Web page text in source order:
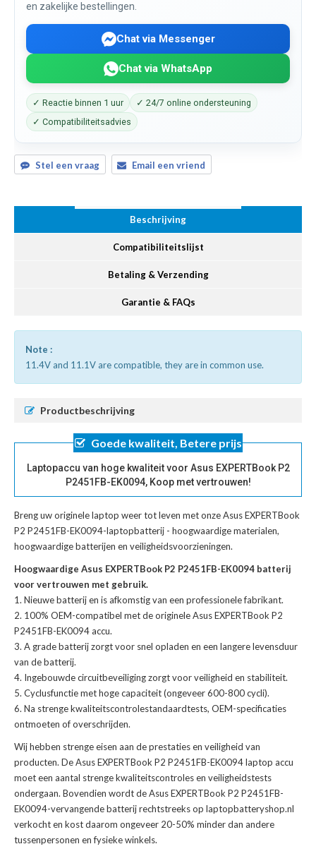
en zakelijke bestellingen.
Chat via Messenger
Chat via WhatsApp
✓ Reactie binnen 1 uur
✓ 24/7 online ondersteuning
✓ Compatibiliteitsadvies
Stel een vraag Email een vriend
Beschrijving
Compatibiliteitslijst
Betaling & Verzending
Garantie & FAQs
Note :
11.4V and 11.1V are compatible, they are in common use.
Productbeschrijving
Goede kwaliteit, Betere prijs
Laptopaccu van hoge kwaliteit voor Asus EXPERTBook P2
P2451FB-EK0094, Koop met vertrouwen!
Breng uw originele laptop weer tot leven met onzeAsus EXPERTBook
P2 P2451FB-EK0094-laptopbatterij - hoogwaardige materialen,
hoogwaardige batterijen en veiligheidsvoorzieningen.
Hoogwaardige Asus EXPERTBook P2 P2451FB-EK0094 batterij
voor vertrouwen met gebruik.
Nieuwe batterij en is afkomstig van een professionele fabrikant.
100% OEM-compatibel met deoriginele Asus EXPERTBook P2
P2451FB-EK0094 accu.
A grade batterij zorgt voor snel opladen en een langere levensduur
van de batterij.
Ingebouwde circuitbeveiliging zorgt voor veiligheid en stabiliteit.
Cyclusfunctie met hoge capaciteit (ongeveer 600-800 cycli).
Na strenge kwaliteitscontrolestandaardtests, OEM-specificaties
ontmoeten of overschrijden.
Wij hebben strenge eisen aan de prestaties en veiligheid van
producten. DeAsus EXPERTBook P2 P2451FB-EK0094 laptop accu
moet een aantal strenge kwaliteitscontroles en veiligheidstests
ondergaan. Bovendien wordt deAsus EXPERTBook P2 P2451FB-
EK0094-vervangende batterijrechtstreeks op laptopbatteryshop.nl
verkocht en kost daarom ongeveer 20-50% minder dan andere
tussenpersonen en fysieke winkels.